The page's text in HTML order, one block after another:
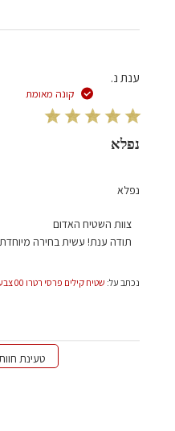
בתאריך
Jan
2025
ענת נ.
קונה מאומת
נפלא
נפלא
נכתב על: שטיח קילים פרסי רטרו 00 צבעוני 202*158 KILIM
הערות
של
על
צוות השטיח האדום
תודה ענת! עשית בחירה
טעינת